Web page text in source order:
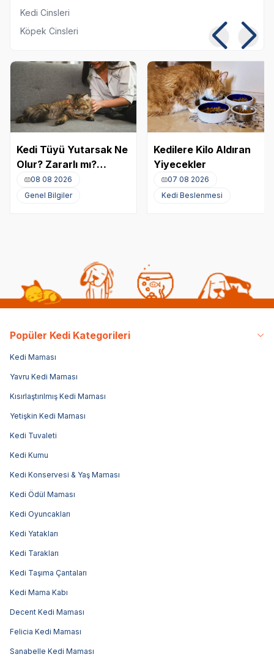
Kedi Cinsleri
Köpek Cinsleri
Kedi Tüyü Yutarsak Ne
Olur? Zararlı mı?
Akciğere Kedi Tüyü
Kaçması
08 08 2026
Genel Bilgiler
Kedilere Kilo Aldıran
Yiyecekler
07 08 2026
Kedi Beslenmesi
Popüler Kedi Kategorileri
Kedi Maması
Yavru Kedi Maması
Kısırlaştırılmış Kedi Maması
Yetişkin Kedi Maması
Kedi Tuvaleti
Kedi Kumu
Kedi Konservesi & Yaş Maması
Kedi Ödül Maması
Kedi Oyuncakları
Kedi Yatakları
Kedi Tarakları
Kedi Taşıma Çantaları
Kedi Mama Kabı
Decent Kedi Maması
Felicia Kedi Maması
Sanabelle Kedi Maması